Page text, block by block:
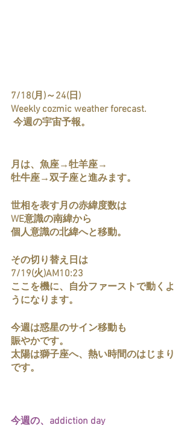
7/18(月)～24(日)
Weekly cozmic weather forecast.
今週の宇宙予報。
月は、魚座→牡羊座→
牡牛座→双子座と進みます。
世相を表す月の赤緯度数は
WE意識の南緯から
個人意識の北緯へと移動。
その切り替え日は
7/19(火)AM10:23
ここを機に、自分ファーストで動くよ
うになります。
今週は惑星のサイン移動も
賑やかです。
太陽は獅子座へ、熱い時間のはじまり
です。
今週の、addiction day